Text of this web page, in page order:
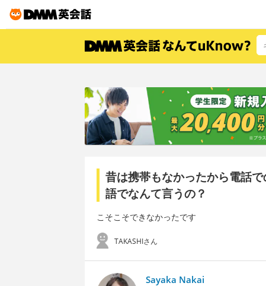
昔は携帯もなかったから電話
語でなんて言うの？
こそこそできなかったです
TAKASHIさん
Sayaka Nakai